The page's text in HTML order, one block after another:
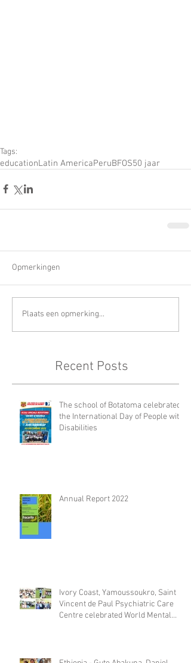
Tags:
educationLatin AmericaPeruBFOS50 jaar
Opmerkingen
Plaats een opmerking...
Recent Posts
The school of Botatoma celebrated
the International Day of People with
Disabilities
Annual Report 2022
Ivory Coast, Yamoussoukro, Saint
Vincent de Paul Psychiatric Care
Centre celebrated World Mental